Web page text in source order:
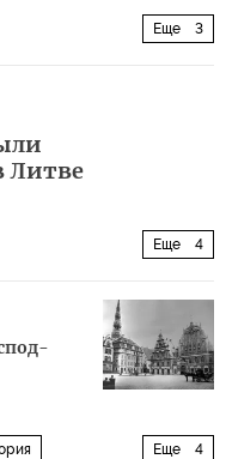
Еще 3
Литве
Еще 4
Еще 4